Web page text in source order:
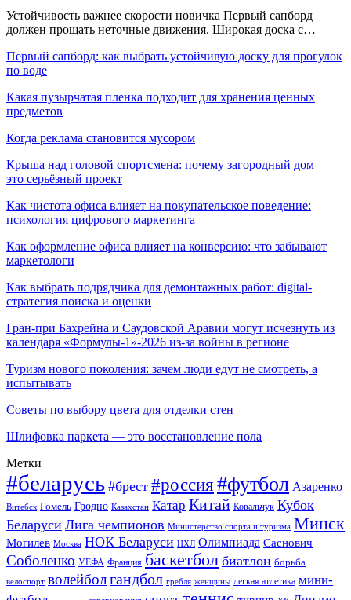
Устойчивость важнее скорости новичка Первый сапборд
должен прощать неточные движения. Широкая доска с…
Первый сапборд: как выбрать устойчивую доску для прогулок
по воде
Какая пузырчатая пленка подходит для хранения ценных
предметов
Когда реклама становится мусором
Крыша над головой спортсмена: почему загородный дом —
это серьёзный проект
Как чистота офиса влияет на покупательское поведение:
психология цифрового маркетинга
Как оформление офиса влияет на конверсию: что забывают
маркетологи
Как выбрать подрядчика для демонтажных работ: digital-
стратегия поиска и оценки
Гран-при Бахрейна и Саудовской Аравии могут исчезнуть из
календаря «Формулы-1»-2026 из-за войны в регионе
Туризм нового поколения: зачем люди едут не смотреть, а
испытывать
Советы по выбору цвета для отделки стен
Шлифовка паркета — это восстановление пола
Метки
#беларусь #брест #россия#футбол Азаренко
Витебск Гомель Гродно Казахстан Катар Китай Ковальчук Кубок
Беларуси Лига чемпионов Министерство спорта и туризма Минск
Могилев Москва НОК Беларуси НХЛ Олимпиада Саснович
Соболенко УЕФА Франция баскетбол биатлон борьба
велоспорт волейболгандбол гребля женщины легкая атлетика мини-